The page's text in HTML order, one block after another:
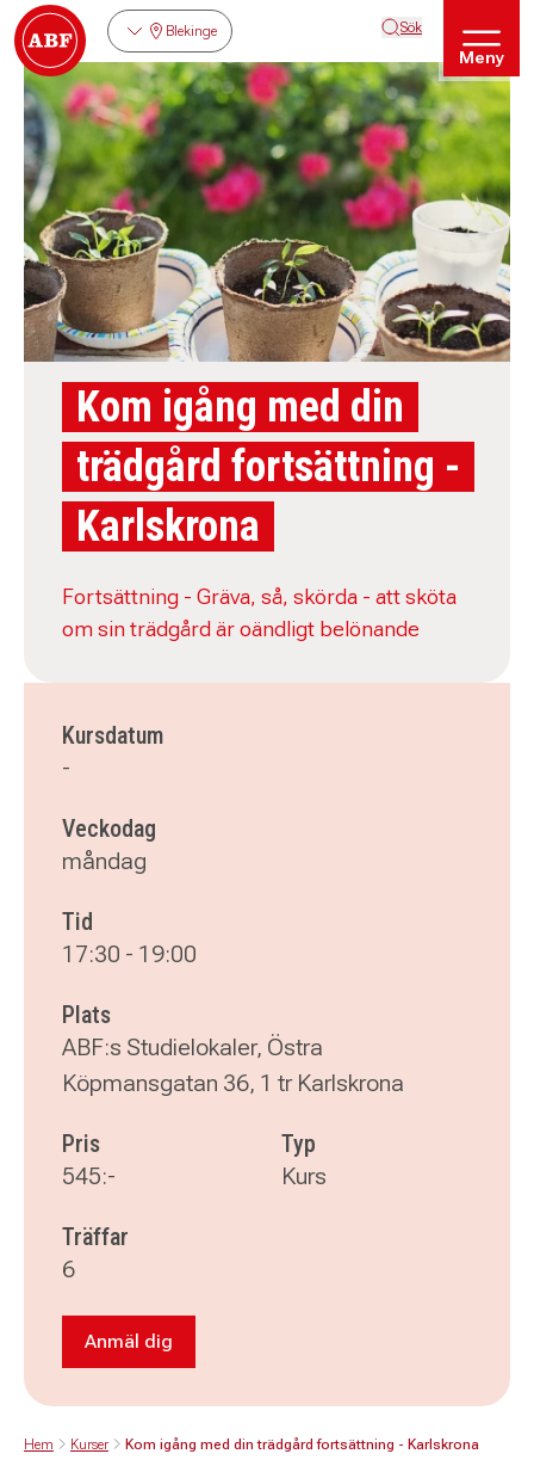
Blekinge Sök
Meny
Kom igång med din
trädgård fortsättning -
Karlskrona
Fortsättning - Gräva, så, skörda - att sköta
om sin trädgård är oändligt belönande
Kursdatum
-
Veckodag
måndag
Tid
17:30 - 19:00
Plats
ABF:s Studielokaler, Östra
Köpmansgatan 36, 1 tr Karlskrona
Pris
545:-
Typ
Kurs
Träffar
6
Anmäl dig till Kom igång med din trädgård
Anmäl dig
Hem Kurser Kom igång med din trädgård fortsättning - Karlskrona